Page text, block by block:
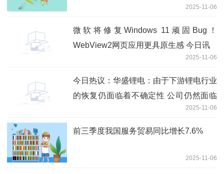
2025-11-06
微软将修复Windows 11顽固Bug！
WebView2网页应用更具原生感 今日讯
2025-11-06
今日热议：华盛锂电：由于下游锂电行业
的恢复仍面临着不确定性 公司仍然面临
2025-11-06
前三季度我国服务贸易同比增长7.6%
2025-11-06